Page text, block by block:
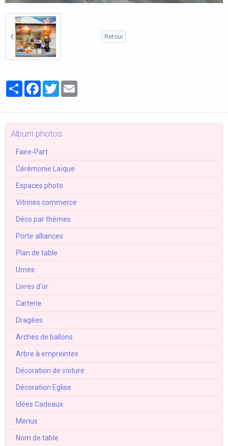
Retour
PartagerFacebook
Twitter
Album photos
Faire-Part
Cérémonie Laïque
Espaces photo
Vitrines commerce
Déco par thèmes
Porte alliances
Plan de table
Urnes
Livres d'or
Carterie
Dragées
Arches de ballons
Arbre à empreintes
Décoration de voiture
Décoration Eglise
Idées Cadeaux
Menus
Nom de table